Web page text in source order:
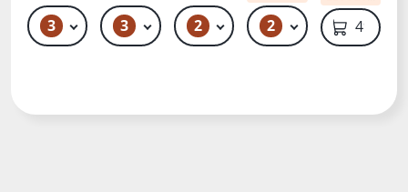
3 219 Kč – 379 Kč
3 749 Kč – 999 Kč
2 279 Kč – 289 Kč
2 49 Kč 49 Kč